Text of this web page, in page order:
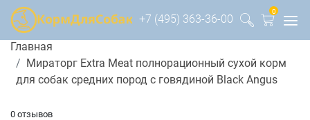
+7 (495) 363-36-00
0
Главная
Мираторг Extra Meat полнорационный сухой корм
для собак средних пород с говядиной Black Angus
0 отзывов